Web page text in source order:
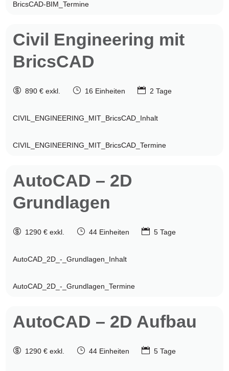
BricsCAD-BIM_Termine
Civil Engineering mit
BricsCAD
890 € exkl. }16 Einheiten  2 Tage
CIVIL_ENGINEERING_MIT_BricsCAD_Inhalt
CIVIL_ENGINEERING_MIT_BricsCAD_Termine
AutoCAD – 2D
Grundlagen
1290 € exkl. }44 Einheiten  5 Tage
AutoCAD_2D_-_Grundlagen_Inhalt
AutoCAD_2D_-_Grundlagen_Termine
AutoCAD – 2D Aufbau
1290 € exkl. }44 Einheiten  5 Tage